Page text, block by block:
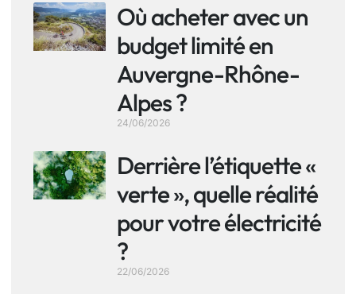
Où acheter avec un
budget limité en
Auvergne-Rhône-
Alpes ?
24/06/2026
Derrière l’étiquette «
verte », quelle réalité
pour votre électricité
?
22/06/2026